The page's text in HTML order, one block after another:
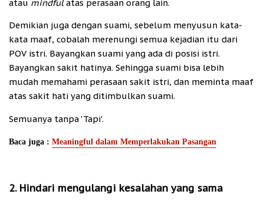
atau mindfulatas perasaan orang lain.
Demikian juga dengan suami, sebelum menyusun kata-
kata maaf, cobalah merenungi semua kejadian itu dari
POV istri. Bayangkan suami yang ada di posisi istri.
Bayangkan sakit hatinya. Sehingga suami bisa lebih
mudah memahami perasaan sakit istri, dan meminta maaf
atas sakit hati yang ditimbulkan suami.
Semuanya tanpa 'Tapi'.
Baca juga : Meaningful dalam Memperlakukan Pasangan
2. Hindari mengulangi kesalahan yang sama